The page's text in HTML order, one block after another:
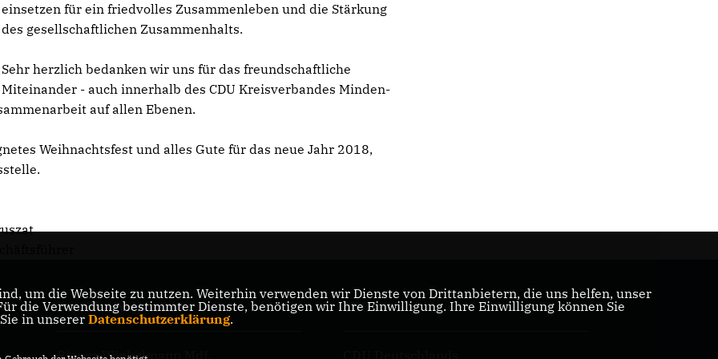
einsetzen für ein friedvolles Zusammenleben und die Stärkung
des gesellschaftlichen Zusammenhalts.
Sehr herzlich bedanken wir uns für das freundschaftliche
Miteinander - auch innerhalb des CDU Kreisverbandes Minden-
auf allen Ebenen.
Weihnachtsfest und alles Gute für das neue Jahr 2018,
Dr. Oliver Vogt MdB
Bianca Winkelmann MdL
CDU NRW
um die Webseite zu nutzen. Weiterhin verwenden wir Dienste von Drittanbietern, die uns helfen, unser
die Verwendung bestimmter Dienste, benötigen wir Ihre Einwilligung. Ihre Einwilligung können Sie
in unserer Datenschutzerklärung.